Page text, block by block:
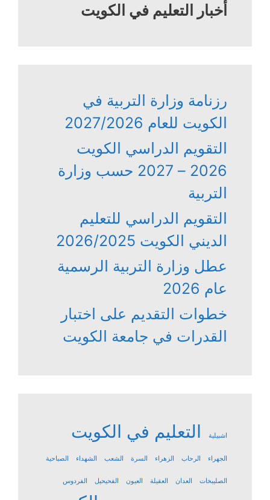
أخبار التعليم في الكويت
رزنامة وزارة التربية في
الكويت للعام 2027/2026
التقويم الدراسي الكويت
2026 – 2027 حسب وزارة
التربية
التقويم الدراسي للتعليم
الديني الكويت 2026/2025
عطل وزارة التربية الرسمية
عام 2026
خطوات التقديم على اختبار
القدرات في جامعة الكويت
اشبيلية التعليم في الكويت
الجهراء الرحاب الزهراء السرة الشعب الشهداء الصباحية
الصليبخات العدان العقيلة العيون الفحيحيل الفردوس